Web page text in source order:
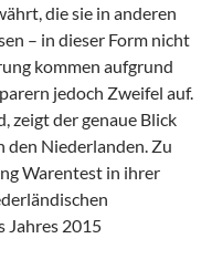
die sie in anderen
– in dieser Form nicht
kommen aufgrund
jedoch Zweifel auf.
zeigt der genaue Blick
den Niederlanden. Zu
Warentest in ihrer
Jahres 2015